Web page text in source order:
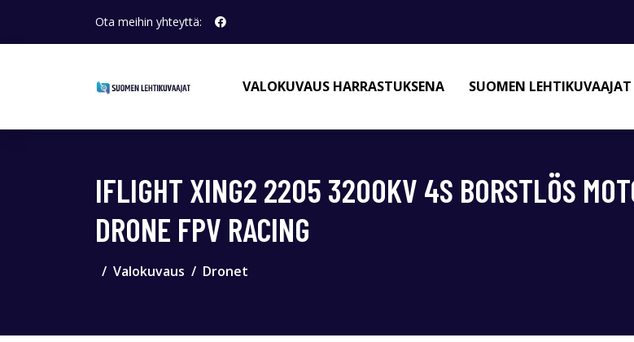
Ota meihin yhteyttä:
VALOKUVAUS HARRASTUKSENA SUOMEN LEHTIKUVAAJAT
IFLIGHT XING2 2205 3200KV 4S BORSTLÖS
DRONE FPV RACING
Valokuvaus Dronet